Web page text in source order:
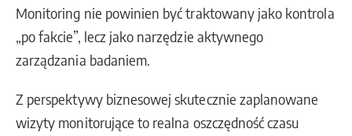
Monitoring nie powinien być traktowany jako kontrola
„po fakcie”, lecz jako narzędzie aktywnego
zarządzania badaniem.
Z perspektywy biznesowej skutecznie zaplanowane
wizyty monitorujące to realna oszczędność czasu